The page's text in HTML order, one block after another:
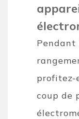
profitez-
coup de